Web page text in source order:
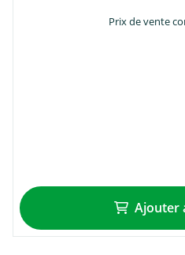
Prix de vente
Ajouter